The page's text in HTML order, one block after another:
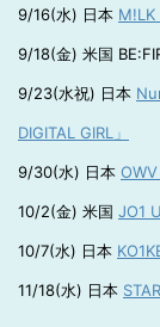
9/16(水) 日本 M!LK
9/18(金) 米国
9/23(水祝) 日本
DIGITAL GIRL」
9/30(水) 日本
10/2(金) 米国 JO1
10/7(水) 日本
11/18(水) 日本